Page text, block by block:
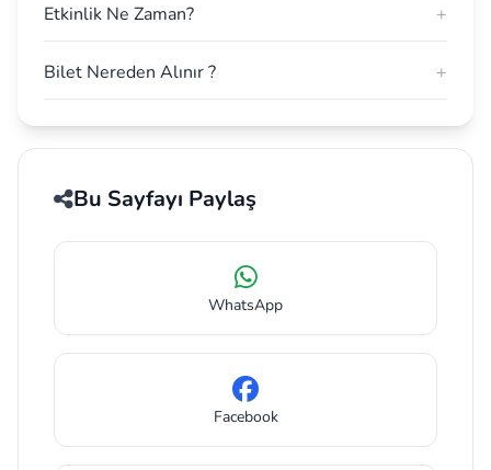
Etkinlik Ne Zaman? +
Bilet Nereden Alınır ? +
Bu Sayfayı Paylaş
WhatsApp
Facebook